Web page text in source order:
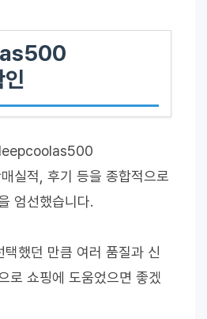
실적, 후기 등을 종합적으로
엄선했습니다.
했던 만큼 여러 품질과 신
로 쇼핑에 도움었으면 좋겠